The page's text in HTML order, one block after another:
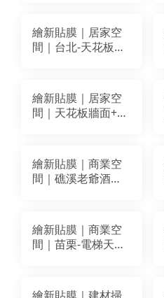
BM025
繪新貼膜｜居家空
間｜台北-天花板＋
繪新貼膜｜居家空
間｜天花板牆面+門
繪新貼膜｜商業空
間｜礁溪老爺酒店
繪新貼膜｜商業空
間｜苗栗-電梯天花
BM043